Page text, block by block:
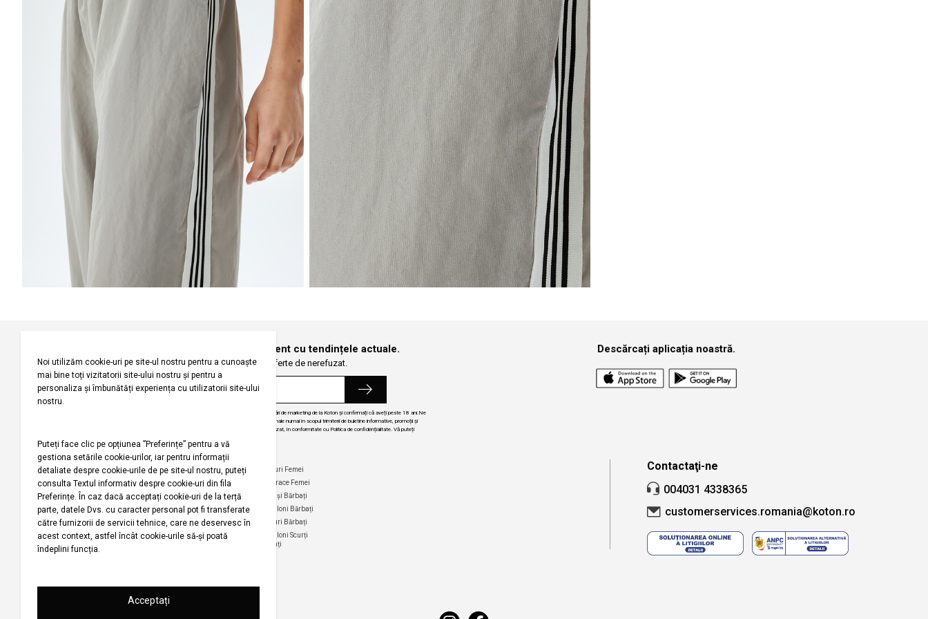
Înregistrați-vă pentru a fi la curent cu tendințele actuale.
Fiți primii care primesc oferte de nerefuzat.
Prin abonarea la buletinul nostru informativ, sunteți de acord să primiți comunicări de marketing de la Koton și confirmați că aveți peste 18 ani.Ne
angajăm să vă protejăm confidențialitatea și vom folosi informațiile dvs. personale numai în scopul trimiterii de buletine informative, promoții și
actualizări despre produsele și serviciile noastre, să vă oferim conținut personalizat, în conformitate cu Politica de confidențialitate. Vă puteți
Descărcați aplicația noastră.
Companie
Despre noi
Politica
privind
utilizarea
modulelor de
tip cookie
Termeni și
condiții
campanie
Ajutor
Întrebări frecvente
Politica de Anulare și
Urmărirea comenzii
fără înregistrare
Politica de
Categorii Populare
Rochii Femei
Tricouri Femei
Cămăși Femei
Pantaloni Femei
Fuste Femei
Maiouri Femei
Hanorace Femei
Cămași Bărbați
Pantaloni Bărbați
Tricouri Bărbați
Pantaloni Scurți
Bărbați
Contactaţi-ne
004031 4338365
customerservices.romania@koton.ro
Continuă cumpărăturile